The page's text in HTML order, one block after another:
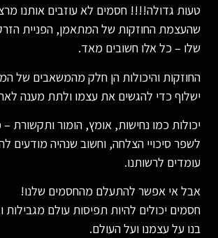
טעות גדולה!!!! חסמים לא עוזבים אותנו
שהעצמת החוזקות של המתאמן, הפניית
שלו – כל אלו חשובים מאד.
החוזקות והיכולות הן חלק מהמשאבים של
ישלוף כדי להגשים את עצמו ולתת מענה
יכולות כמו נחישות, אומץ, הומור ותקשורת
לשפר סיכויי הצלחה, וחשוב שנהיה מודעים
עומדים לרשותנו.
אבל אי אפשר להתעלם מהחסמים שלנו!
חסמים יכולים להיות תפיסות עולם מגבילות
בנו על עצמנו ועל העולם.